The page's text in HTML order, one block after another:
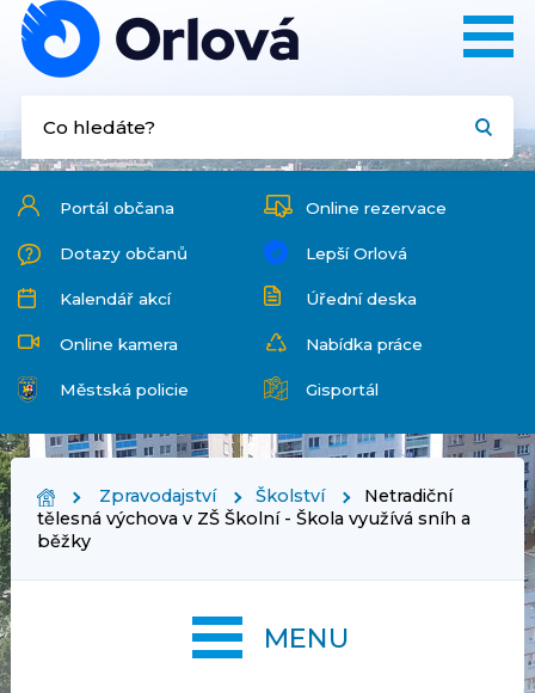
Portál občana Online rezervace
Dotazy občanů Lepší Orlová
Kalendář akcí Úřední deska
Online kamera Nabídka práce
Městská policie Gisportál
Zpravodajství Školství
Netradiční
tělesná výchova v ZŠ Školní - Škola využívá sníh a
běžky
MENU